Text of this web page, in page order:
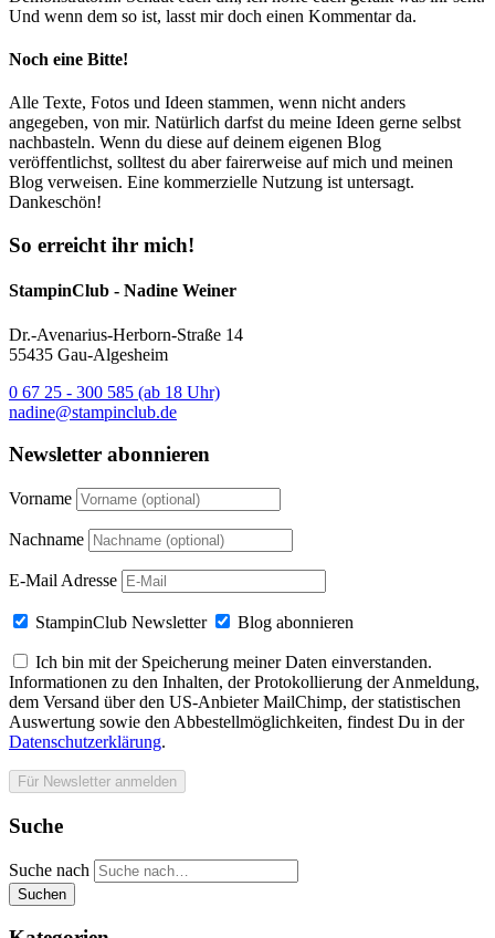
Und wenn dem so ist, lasst mir doch einen Kommentar da.
Noch eine Bitte!
Alle Texte, Fotos und Ideen stammen, wenn nicht anders
angegeben, von mir. Natürlich darfst du meine Ideen gerne selbst
nachbasteln. Wenn du diese auf deinem eigenen Blog
veröffentlichst, solltest du aber fairerweise auf mich und meinen
Blog verweisen. Eine kommerzielle Nutzung ist untersagt.
Dankeschön!
So erreicht ihr mich!
StampinClub - Nadine Weiner
Dr.-Avenarius-Herborn-Straße 14
55435 Gau-Algesheim
0 67 25 - 300 585 (ab 18 Uhr)
nadine@stampinclub.de
Newsletter abonnieren
Vorname
Nachname
E-Mail Adresse
StampinClub Newsletter Blog abonnieren
Ich bin mit der Speicherung meiner Daten einverstanden.
Informationen zu den Inhalten, der Protokollierung der Anmeldung,
dem Versand über den US-Anbieter MailChimp, der statistischen
Auswertung sowie den Abbestellmöglichkeiten, findest Du in der
Datenschutzerklärung.
Suche
Suche nach
Suchen